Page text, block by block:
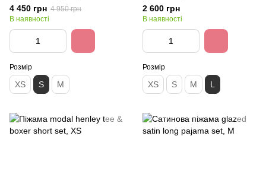
4 450 грн 4 950 грн
В наявності
Розмір
XS S M
2 600 грн
В наявності
Розмір
XS S M L